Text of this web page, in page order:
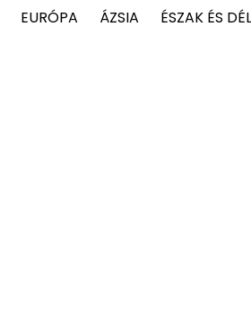
EURÓPA ÁZSIA ÉSZAK ÉS